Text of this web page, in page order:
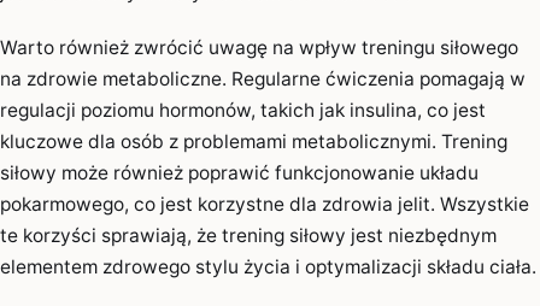
Warto również zwrócić uwagę na wpływ treningu siłowego
na zdrowie metaboliczne. Regularne ćwiczenia pomagają w
regulacji poziomu hormonów, takich jak insulina, co jest
kluczowe dla osób z problemami metabolicznymi. Trening
siłowy może również poprawić funkcjonowanie układu
pokarmowego, co jest korzystne dla zdrowia jelit. Wszystkie
te korzyści sprawiają, że trening siłowy jest niezbędnym
elementem zdrowego stylu życia i optymalizacji składu ciała.